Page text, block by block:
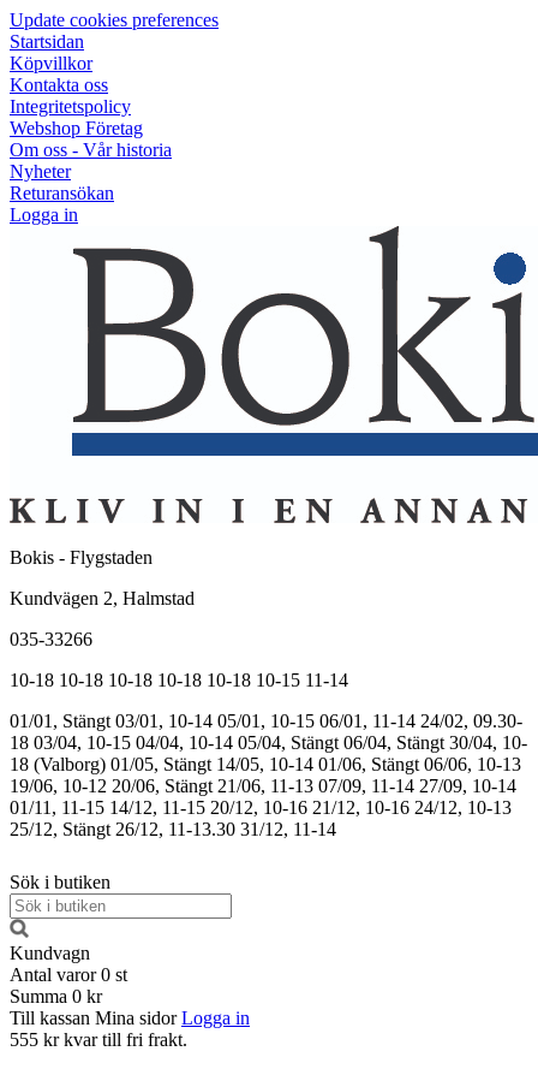
Update cookies preferences
Startsidan
Köpvillkor
Kontakta oss
Integritetspolicy
Webshop Företag
Om oss - Vår historia
Nyheter
Returansökan
Logga in
Bokis - Flygstaden
Kundvägen 2, Halmstad
035-33266
10-18 10-18 10-18 10-18 10-18 10-15 11-14
01/01, Stängt 03/01, 10-14 05/01, 10-15 06/01, 11-14 24/02, 09.30-
18 03/04, 10-15 04/04, 10-14 05/04, Stängt 06/04, Stängt 30/04, 10-
18 (Valborg) 01/05, Stängt 14/05, 10-14 01/06, Stängt 06/06, 10-13
19/06, 10-12 20/06, Stängt 21/06, 11-13 07/09, 11-14 27/09, 10-14
01/11, 11-15 14/12, 11-15 20/12, 10-16 21/12, 10-16 24/12, 10-13
25/12, Stängt 26/12, 11-13.30 31/12, 11-14
Sök i butiken
Kundvagn
Antal varor 0 st
Summa 0 kr
Till kassan Mina sidor Logga in
555 kr kvar till fri frakt.